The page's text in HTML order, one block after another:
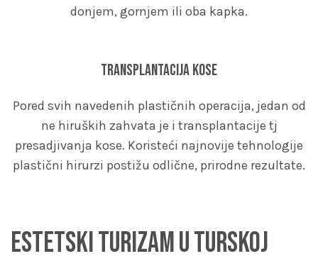
donjem, gornjem ili oba kapka.
Transplantacija kose
Pored svih navedenih plastičnih operacija, jedan od
ne hiruških zahvata je i transplantacije tj
presadjivanja kose. Koristeći najnovije tehnologije
plastični hirurzi postižu odlične, prirodne rezultate.
Estetski turizam u Turskoj